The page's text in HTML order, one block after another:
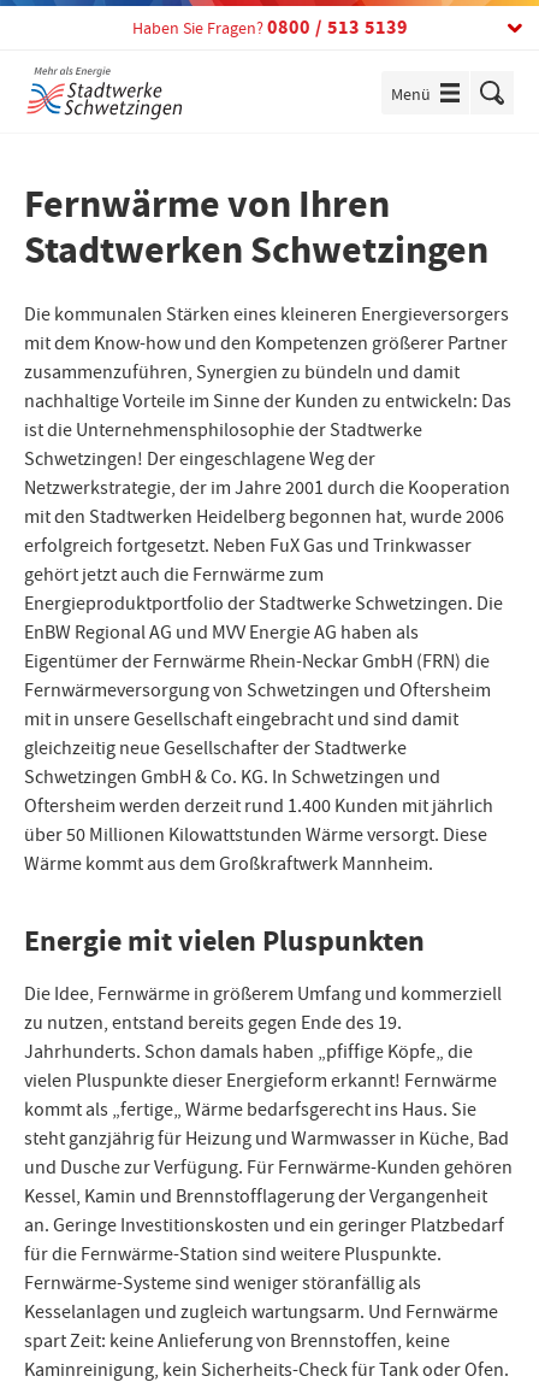
Menü
einblenden
Haben Sie Fragen?Telefon:
0800 / 513 5139
Fernwärme von Ihren
Stadtwerken Schwetzingen
Die kommunalen Stärken eines kleineren Energieversorgers
mit dem Know-how und den Kompetenzen größerer Partner
zusammenzuführen, Synergien zu bündeln und damit
nachhaltige Vorteile im Sinne der Kunden zu entwickeln: Das
ist die Unternehmensphilosophie der Stadtwerke
Schwetzingen! Der eingeschlagene Weg der
Netzwerkstrategie, der im Jahre 2001 durch die Kooperation
mit den Stadtwerken Heidelberg begonnen hat, wurde 2006
erfolgreich fortgesetzt. Neben FuX Gas und Trinkwasser
gehört jetzt auch die Fernwärme zum
Energieproduktportfolio der Stadtwerke Schwetzingen. Die
EnBW Regional AG und MVV Energie AG haben als
Eigentümer der Fernwärme Rhein-Neckar GmbH (FRN) die
Fernwärmeversorgung von Schwetzingen und Oftersheim
mit in unsere Gesellschaft eingebracht und sind damit
gleichzeitig neue Gesellschafter der Stadtwerke
Schwetzingen GmbH & Co. KG. In Schwetzingen und
Oftersheim werden derzeit rund 1.400 Kunden mit jährlich
über 50 Millionen Kilowattstunden Wärme versorgt. Diese
Wärme kommt aus dem Großkraftwerk Mannheim.
Energie mit vielen Pluspunkten
Die Idee, Fernwärme in größerem Umfang und kommerziell
zu nutzen, entstand bereits gegen Ende des 19.
Jahrhunderts. Schon damals haben „pfiffige Köpfe„ die
vielen Pluspunkte dieser Energieform erkannt! Fernwärme
kommt als „fertige„ Wärme bedarfsgerecht ins Haus. Sie
steht ganzjährig für Heizung und Warmwasser in Küche, Bad
und Dusche zur Verfügung. Für Fernwärme-Kunden gehören
Kessel, Kamin und Brennstofflagerung der Vergangenheit
an. Geringe Investitionskosten und ein geringer Platzbedarf
für die Fernwärme-Station sind weitere Pluspunkte.
Fernwärme-Systeme sind weniger störanfällig als
Kesselanlagen und zugleich wartungsarm. Und Fernwärme
spart Zeit: keine Anlieferung von Brennstoffen, keine
Kaminreinigung, kein Sicherheits-Check für Tank oder Ofen.